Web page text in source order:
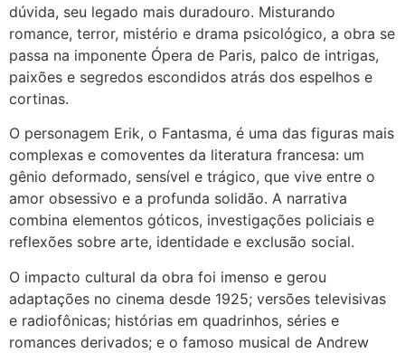
dúvida, seu legado mais duradouro. Misturando
romance, terror, mistério e drama psicológico, a obra se
passa na imponente Ópera de Paris, palco de intrigas,
paixões e segredos escondidos atrás dos espelhos e
cortinas.
O personagem Erik, o Fantasma, é uma das figuras mais
complexas e comoventes da literatura francesa: um
gênio deformado, sensível e trágico, que vive entre o
amor obsessivo e a profunda solidão. A narrativa
combina elementos góticos, investigações policiais e
reflexões sobre arte, identidade e exclusão social.
O impacto cultural da obra foi imenso e gerou
adaptações no cinema desde 1925; versões televisivas
e radiofônicas; histórias em quadrinhos, séries e
romances derivados; e o famoso musical de Andrew